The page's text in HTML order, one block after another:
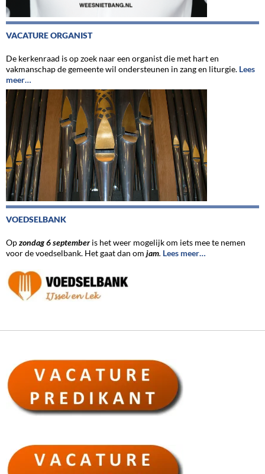
VACATURE ORGANIST
De kerkenraad is op zoek naar een organist die met hart en
vakmanschap de gemeente wil ondersteunen in zang en liturgie. Lees
meer…
VOEDSELBANK
Opzondag 6 september is het weer mogelijk om iets mee te nemen
voor de voedselbank. Het gaat dan om jam. Lees meer…